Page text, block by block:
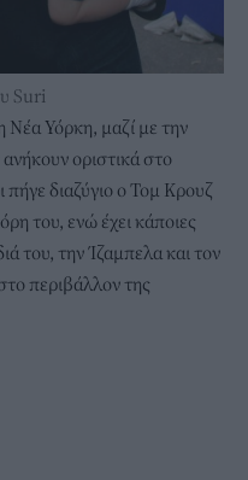
Suri
Νέα Υόρκη, μαζί με την
οριστικά στο
διαζύγιο ο Τομ Κρουζ
του, ενώ έχει κάποιες
του, την Ίζαμπελα και τον
περιβάλλον της